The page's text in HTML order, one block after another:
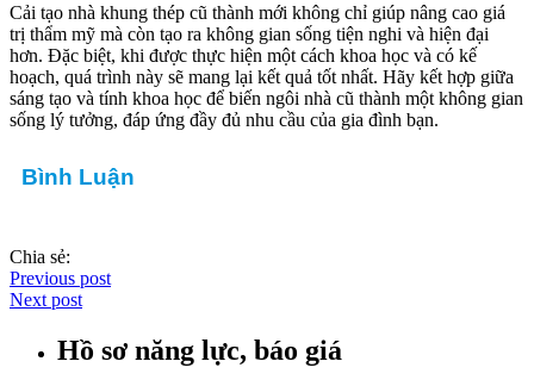
Cải tạo nhà khung thép cũ thành mới không chỉ giúp nâng cao giá
trị thẩm mỹ mà còn tạo ra không gian sống tiện nghi và hiện đại
hơn. Đặc biệt, khi được thực hiện một cách khoa học và có kế
hoạch, quá trình này sẽ mang lại kết quả tốt nhất. Hãy kết hợp giữa
sáng tạo và tính khoa học để biến ngôi nhà cũ thành một không gian
sống lý tưởng, đáp ứng đầy đủ nhu cầu của gia đình bạn.
Bình Luận
Chia sẻ:
Previous post
Next post
Hồ sơ năng lực, báo giá